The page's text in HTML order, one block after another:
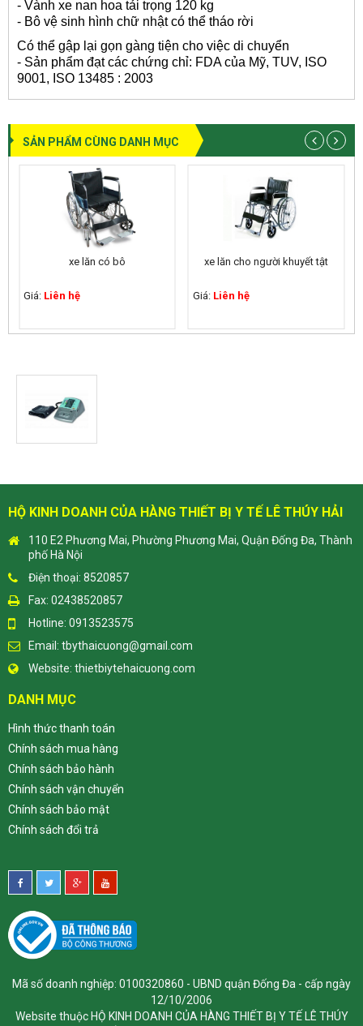
- Vành xe nan hoa tải trọng 120 kg
- Bô vệ sinh hình chữ nhật có thể tháo rời
Có thể gập lại gọn gàng tiện cho việc di chuyển
- Sản phẩm đạt các chứng chỉ: FDA của Mỹ, TUV, ISO
9001, ISO 13485 : 2003
SẢN PHẨM CÙNG DANH MỤC
xe lăn có bô
Giá: Liên hệ
xe lăn cho người khuyết tật
Giá: Liên hệ
HỘ KINH DOANH CỦA HÀNG THIẾT BỊ Y TẾ LÊ THÚY HẢI
110 E2 Phương Mai, Phường Phương Mai, Quận Đống Đa, Thành
phố Hà Nội
Điện thoại: 8520857
Fax: 02438520857
Hotline: 0913523575
Email: tbythaicuong@gmail.com
Website: thietbiytehaicuong.com
DANH MỤC
Hình thức thanh toán
Chính sách mua hàng
Chính sách bảo hành
Chính sách vận chuyển
Chính sách bảo mật
Chính sách đổi trả
Mã số doanh nghiệp: 0100320860 - UBND quận Đống Đa - cấp ngày
12/10/2006
Website thuộc HỘ KINH DOANH CỦA HÀNG THIẾT BỊ Y TẾ LÊ THÚY